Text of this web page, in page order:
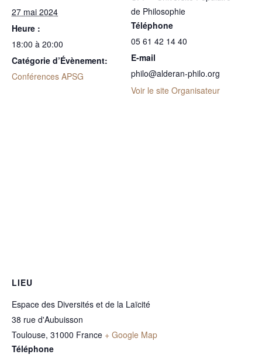
27 mai 2024
Heure :
18:00 à 20:00
Catégorie d’Évènement:
Conférences APSG
de Philosophie
Téléphone
05 61 42 14 40
E-mail
philo@alderan-philo.org
Voir le site Organisateur
LIEU
Espace des Diversités et de la Laïcité
38 rue d'Aubuisson
Toulouse, 31000 France + Google Map
Téléphone